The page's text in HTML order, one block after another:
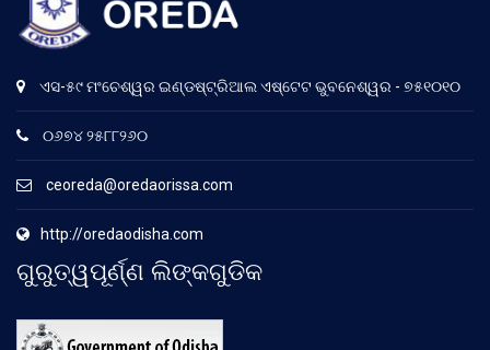
ଏସ-୫୯ ମଂଚେଶ୍ୱର ଇଣ୍ଡଷ୍ଟ୍ରିଆଲ ଏଷ୍ଟେଟ ଭୁବନେଶ୍ୱର - ୭୫୧୦୧୦
୦୬୭୪ ୨୫୮୮୨୬୦
ceoreda@oredaorissa.com
http://oredaodisha.com
ଗୁରୁତ୍ୱପୂର୍ଣ୍ଣ ଲିଙ୍କଗୁଡିକ